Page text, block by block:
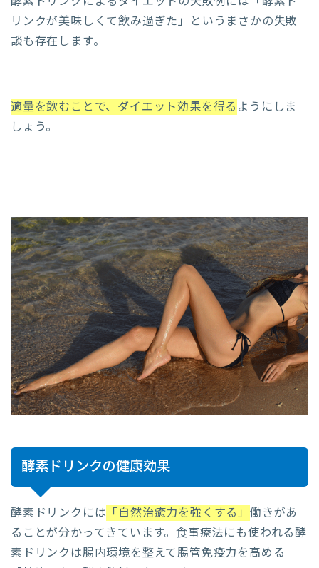
リンクが美味しくて飲み過ぎた」というまさかの失敗
談も存在します。
適量を飲むことで、ダイエット効果を得る ようにしま
しょう。
酵素ドリンクの健康効果
酵素ドリンクには 「自然治癒力を強くする」働きがあ
ることが分かってきています。食事療法にも使われる酵
素ドリンクは腸内環境を整えて腸管免疫力を高める